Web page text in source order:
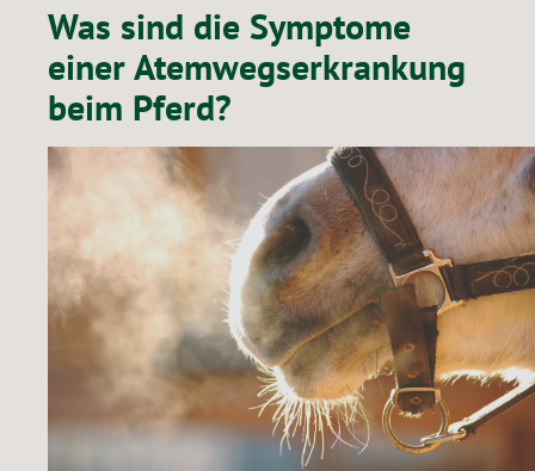
Was sind die Symptome
einer Atemwegserkrankung
beim Pferd?